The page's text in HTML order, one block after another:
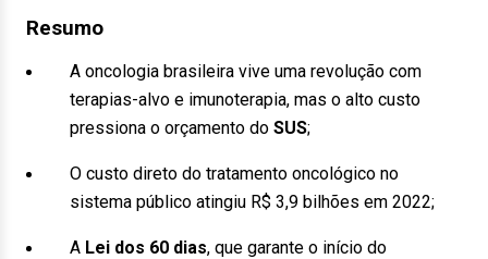
Resumo
A oncologia brasileira vive uma revolução com
terapias-alvo e imunoterapia, mas o alto custo
pressiona o orçamento do SUS;
O custo direto do tratamento oncológico no
sistema público atingiu R$ 3,9 bilhões em 2022;
A Lei dos 60 dias, que garante o início do